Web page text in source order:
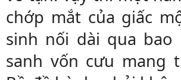
chớp mắt của giấc
sinh nối dài qua bao
sanh vốn cưu mang